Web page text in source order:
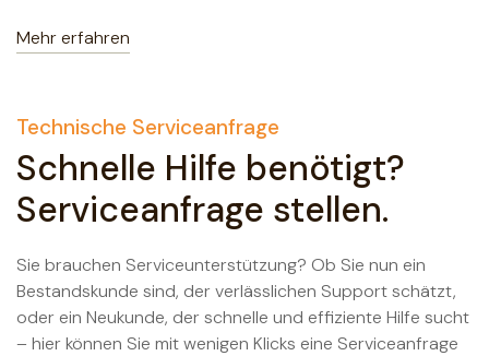
Mehr erfahren
Technische Serviceanfrage
Schnelle Hilfe benötigt?
Serviceanfrage stellen.
Sie brauchen Serviceunterstützung? Ob Sie nun ein
Bestandskunde sind, der verlässlichen Support schätzt,
oder ein Neukunde, der schnelle und effiziente Hilfe sucht
– hier können Sie mit wenigen Klicks eine Serviceanfrage